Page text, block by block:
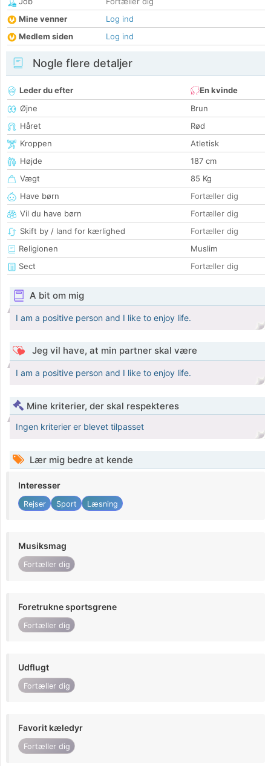
Mine venner
Log ind
Medlem siden
Log ind
Nogle flere detaljer
Leder du efter
En kvinde
Øjne
Brun
Håret
Rød
Kroppen
Atletisk
Højde
187 cm
Vægt
85 Kg
Have børn
Fortæller dig
Vil du have børn
Fortæller dig
Skift by / land for kærlighed
Fortæller dig
Religionen
Muslim
Sect
Fortæller dig
A bit om mig
I am a positive person and I like to enjoy life.
Jeg vil have, at min partner skal være
I am a positive person and I like to enjoy life.
Mine kriterier, der skal respekteres
Ingen kriterier er blevet tilpasset
Lær mig bedre at kende
Interesser
Rejser Sport Læsning
Musiksmag
Fortæller dig
Foretrukne sportsgrene
Fortæller dig
Udflugt
Fortæller dig
Favorit kæledyr
Fortæller dig